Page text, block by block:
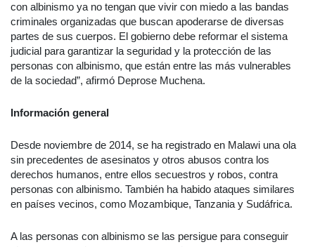
con albinismo ya no tengan que vivir con miedo a las bandas
criminales organizadas que buscan apoderarse de diversas
partes de sus cuerpos. El gobierno debe reformar el sistema
judicial para garantizar la seguridad y la protección de las
personas con albinismo, que están entre las más vulnerables
de la sociedad”, afirmó Deprose Muchena.
Información general
Desde noviembre de 2014, se ha registrado en Malawi una ola
sin precedentes de asesinatos y otros abusos contra los
derechos humanos, entre ellos secuestros y robos, contra
personas con albinismo. También ha habido ataques similares
en países vecinos, como Mozambique, Tanzania y Sudáfrica.
A las personas con albinismo se las persigue para conseguir